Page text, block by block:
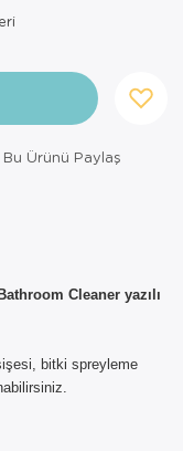
Bu Ürünü Paylaş
Cleaner yazılı
bitki spreyleme
GÜN
dışında